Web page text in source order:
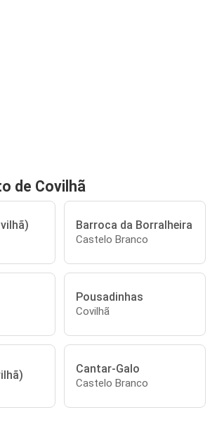
de Covilhã
Barroca da Borralheira
Castelo Branco
Pousadinhas
Covilhã
Cantar-Galo
Castelo Branco